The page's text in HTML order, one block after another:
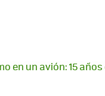
en un avión: 15